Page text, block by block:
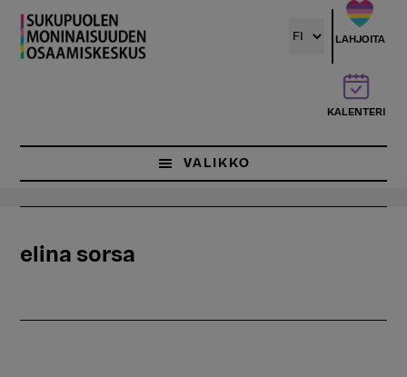
Hyppää
pääsisältöön
LAHJOITA
KALENTERI
VALIKKO
elina sorsa